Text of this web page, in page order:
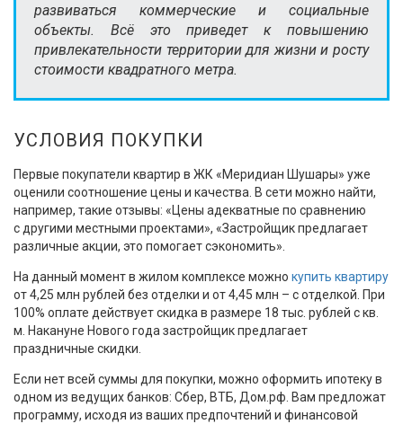
развиваться коммерческие и социальные
объекты. Всё это приведет к повышению
привлекательности территории для жизни и росту
стоимости квадратного метра.
УСЛОВИЯ ПОКУПКИ
Первые покупатели квартир в ЖК «Меридиан Шушары» уже
оценили соотношение цены и качества. В сети можно найти,
например, такие отзывы: «Цены адекватные по сравнению
с другими местными проектами», «Застройщик предлагает
различные акции, это помогает сэкономить».
На данный момент в жилом комплексе можно купить квартиру
от 4,25 млн рублей без отделки и от 4,45 млн – с отделкой. При
100% оплате действует скидка в размере 18 тыс. рублей с кв.
м. Накануне Нового года застройщик предлагает
праздничные скидки.
Если нет всей суммы для покупки, можно оформить ипотеку в
одном из ведущих банков: Сбер, ВТБ, Дом.рф. Вам предложат
программу, исходя из ваших предпочтений и финансовой